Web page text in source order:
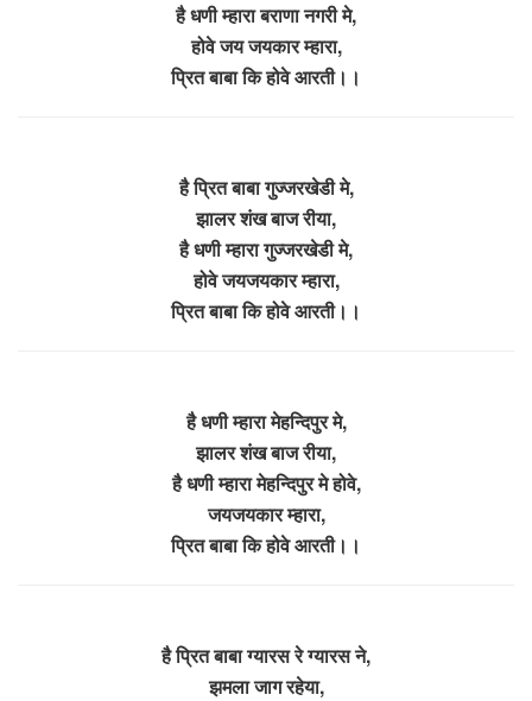
है धणी म्हारा बराणा नगरी मे,
होवे जय जयकार म्हारा,
प्रित बाबा कि होवे आरती।।
है प्रित बाबा गुज्जरखेडी मे,
झालर शंख बाज रीया,
है धणी म्हारा गुज्जरखेडी मे,
होवे जयजयकार म्हारा,
प्रित बाबा कि होवे आरती।।
है धणी म्हारा मेहन्दिपुर मे,
झालर शंख बाज रीया,
है धणी म्हारा मेहन्दिपुर मे होवे,
जयजयकार म्हारा,
प्रित बाबा कि होवे आरती।।
है प्रित बाबा ग्यारस रे ग्यारस ने,
झमला जाग रहेया,